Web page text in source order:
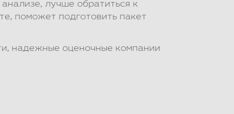
лучше обратиться к
поможет подготовить пакет
надежные оценочные компании